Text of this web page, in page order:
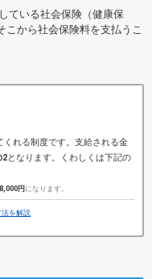
ている社会保険（健康保
こから社会保険料を支払うこ
れる制度です。支給される金
2となります。くわしくは下記の
円になります。
法を解説